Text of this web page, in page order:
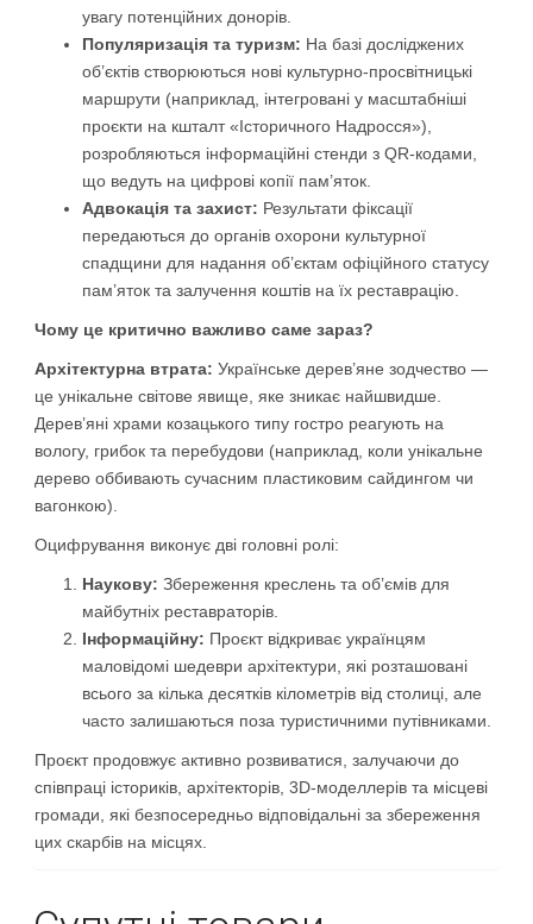
увагу потенційних донорів.
Популяризація та туризм: На базі досліджених
об’єктів створюються нові культурно-просвітницькі
маршрути (наприклад, інтегровані у масштабніші
проєкти на кшталт «Історичного Надросся»),
розробляються інформаційні стенди з QR-кодами,
що ведуть на цифрові копії пам’яток.
Адвокація та захист: Результати фіксації
передаються до органів охорони культурної
спадщини для надання об’єктам офіційного статусу
пам’яток та залучення коштів на їх реставрацію.
Чому це критично важливо саме зараз?
Архітектурна втрата: Українське дерев’яне зодчество —
це унікальне світове явище, яке зникає найшвидше.
Дерев’яні храми козацького типу гостро реагують на
вологу, грибок та перебудови (наприклад, коли унікальне
дерево оббивають сучасним пластиковим сайдингом чи
вагонкою).
Оцифрування виконує дві головні ролі:
Наукову: Збереження креслень та об’ємів для
майбутніх реставраторів.
Інформаційну: Проєкт відкриває українцям
маловідомі шедеври архітектури, які розташовані
всього за кілька десятків кілометрів від столиці, але
часто залишаються поза туристичними путівниками.
Проєкт продовжує активно розвиватися, залучаючи до
співпраці істориків, архітекторів, 3D-моделлерів та місцеві
громади, які безпосередньо відповідальні за збереження
цих скарбів на місцях.